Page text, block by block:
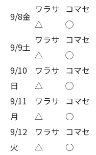
9/8金
ワラサ
△
コマセ
◯
9/9土
ワラサ
△
コマセ
◯
9/10
日
ワラサ
△
コマセ
◯
9/11
月
ワラサ
△
コマセ
○
9/12
火
ワラサ
△
コマセ
○